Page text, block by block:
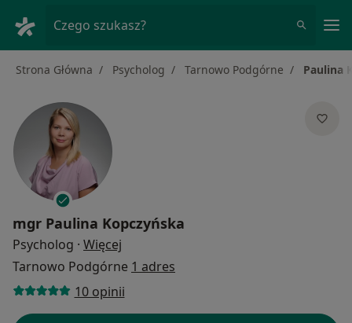
Czego szukasz?
Strona Główna Psycholog Tarnowo Podgórne Paulina
mgr Paulina Kopczyńska
Psycholog · Więcej
Tarnowo Podgórne 1 adres
10 opinii